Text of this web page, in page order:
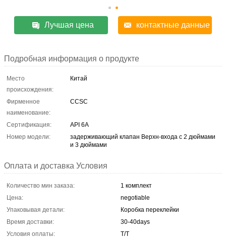
Лучшая цена контактные данные
Подробная информация о продукте
Место
происхождения:
Китай
Фирменное
наименование:
CCSC
Сертификация:
API 6A
Номер модели:
задерживающий клапан Верхн-входа с 2 дюймами
и 3 дюймами
Оплата и доставка Условия
Количество мин заказа:
1 комплект
Цена:
negotiable
Упаковывая детали:
Коробка переклейки
Время доставки:
30-40days
Условия оплаты:
T/T